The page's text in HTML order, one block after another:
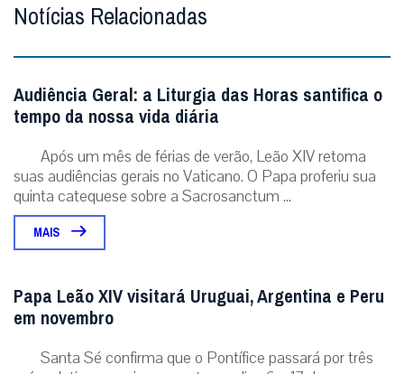
Notícias Relacionadas
Audiência Geral: a Liturgia das Horas santifica o
tempo da nossa vida diária
Após um mês de férias de verão, Leão XIV retoma
suas audiências gerais no Vaticano. O Papa proferiu sua
quinta catequese sobre a Sacrosanctum ...
MAIS
Papa Leão XIV visitará Uruguai, Argentina e Peru
em novembro
Santa Sé confirma que o Pontífice passará por três